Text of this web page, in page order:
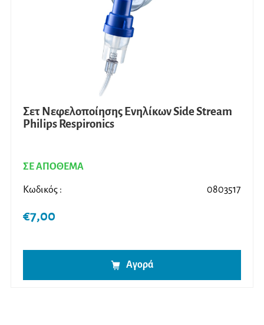
Σετ Νεφελοποίησης Ενηλίκων Side Stream
Philips Respironics
ΣΕ ΑΠΟΘΕΜΑ
Κωδικός : 0803517
€7,00
Αγορά